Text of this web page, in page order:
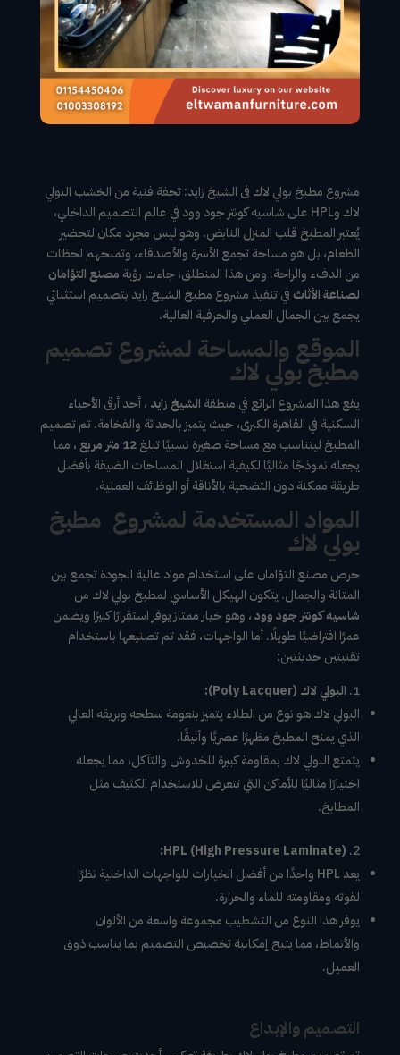
مشروع مطبخ بولي لاك فى الشيخ زايد: تحفة فنية من الخشب البولي
لاك وHPL على شاسيه كونتر جود وود في عالم التصميم الداخلي،
يُعتبر المطبخ قلب المنزل النابض. وهو ليس مجرد مكان لتحضير
الطعام، بل هو مساحة تجمع الأسرة والأصدقاء، وتمنحهم لحظات
من الدفء والراحة. ومن هذا المنطلق، جاءت رؤية مصنع التؤامان
لصناعة الأثاث في تنفيذ مشروع مطبخ الشيخ زايد بتصميم استثنائي
يجمع بين الجمال العملي والحرفية العالية.
الموقع والمساحة لمشروع تصميم
مطبخ بولي لاك
يقع هذا المشروع الرائع في منطقة الشيخ زايد ، أحد أرقى الأحياء
السكنية في القاهرة الكبرى، حيث يتميز بالحداثة والفخامة. تم تصميم
المطبخ ليتناسب مع مساحة صغيرة نسبيًا تبلغ12 متر مربع
، مما
يجعله نموذجًا مثاليًا لكيفية استغلال المساحات الضيقة بأفضل
طريقة ممكنة دون التضحية بالأناقة أو الوظائف العملية.
المواد المستخدمة لمشروع مطبخ
بولي لاك
حرص مصنع التؤامان على استخدام مواد عالية الجودة تجمع بين
المتانة والجمال. يتكون الهيكل الأساسي لمطبخ بولي لاك من
شاسيه كونتر جود وود، وهو خيار ممتاز يوفر استقرارًا كبيرًا ويضمن
عمرًا افتراضيًا طويلًا. أما الواجهات، فقد تم تصنيعها باستخدام
تقنيتين حديثتين:
البولي لاك (Poly Lacquer):
البولي لاك هو نوع من الطلاء يتميز بنعومة سطحه وبريقه العالي
الذي يمنح المطبخ مظهرًا عصريًا وأنيقًا.
يتمتع البولي لاك بمقاومة كبيرة للخدوش والتآكل، مما يجعله
اختيارًا مثاليًا للأماكن التي تتعرض للاستخدام الكثيف مثل
المطابخ.
HPL (High Pressure Laminate):
يعد HPL واحدًا من أفضل الخيارات للواجهات الداخلية نظرًا
لقوته ومقاومته للماء والحرارة.
يوفر هذا النوع من التشطيب مجموعة واسعة من الألوان
والأنماط، مما يتيح إمكانية تخصيص التصميم بما يناسب ذوق
العميل.
التصميم والإبداع